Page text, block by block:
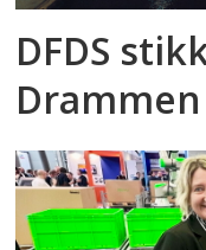
DFDS
Drammen